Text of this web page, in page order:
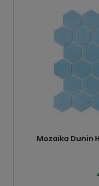
Mozaika Dunin